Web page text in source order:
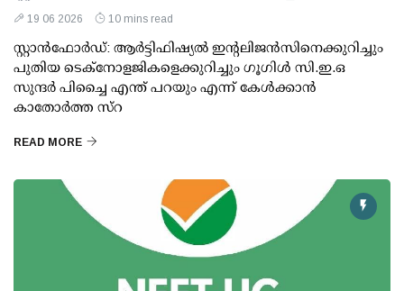
19 06 2026 10 mins read
സ്റ്റാൻഫോർഡ്: ആർട്ടിഫിഷ്യൽ ഇന്റലിജൻസിനെക്കുറിച്ചും
പുതിയ ടെക്നോളജികളെക്കുറിച്ചും ഗൂഗിൾ സി.ഇ.ഒ
സുന്ദർ പിച്ചൈ എന്ത് പറയും എന്ന് കേൾക്കാൻ
കാതോർത്ത സ്റ
READ MORE